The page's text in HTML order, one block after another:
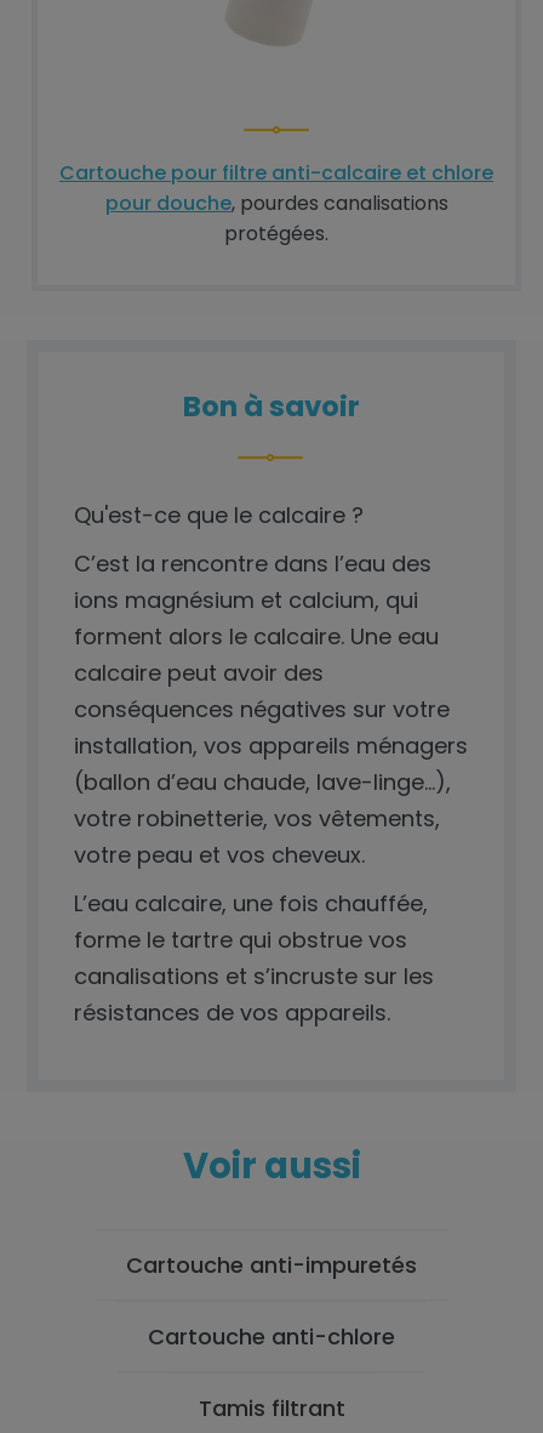
Cartouche pour filtre anti-calcaire et chlore
pour douche, pourdes canalisations
protégées.
Bon à savoir
Qu'est-ce que le calcaire ?
C’est la rencontre dans l’eau des
ions magnésium et calcium, qui
forment alors le calcaire. Une eau
calcaire peut avoir des
conséquences négatives sur votre
installation, vos appareils ménagers
(ballon d’eau chaude, lave-linge…),
votre robinetterie, vos vêtements,
votre peau et vos cheveux.
L’eau calcaire, une fois chauffée,
forme le tartre qui obstrue vos
canalisations et s’incruste sur les
résistances de vos appareils.
Voir aussi
Cartouche anti-impuretés
Cartouche anti-chlore
Tamis filtrant